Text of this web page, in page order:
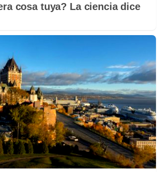
cosa tuya? La ciencia dice